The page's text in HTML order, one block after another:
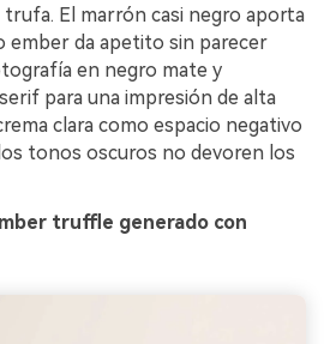
El marrón casi negro aporta
ember da apetito sin parecer
en negro mate y
para una impresión de alta
clara como espacio negativo
tonos oscuros no devoren los
truffle generado con